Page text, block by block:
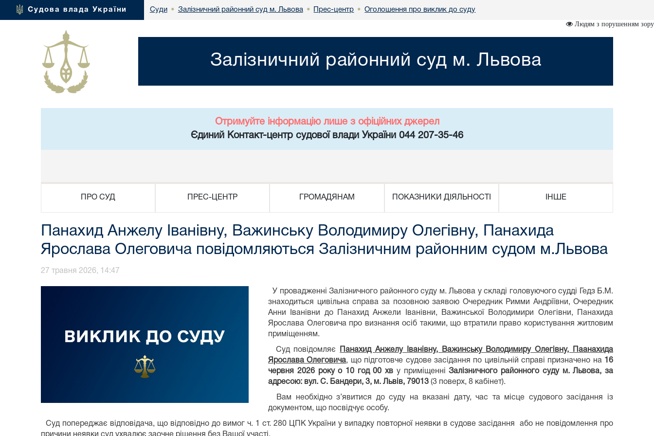
Судова влада України Суди • Залізничний районний суд м. Львова • Прес-центр • Оголошення про виклик до суду
Людям з порушенням зору
Залізничний районний суд м. Львова
Отримуйте інформацію лише з офіційних джерел
Єдиний Контакт-центр судової влади України 044 207-35-46
ПРО СУД ПРЕС-ЦЕНТР ГРОМАДЯНАМ ПОКАЗНИКИ ДІЯЛЬНОСТІ ІНШЕ
Панахид Анжелу Іванівну, Важинську Володимиру Олегівну, Панахида
Ярослава Олеговича повідомляються Залізничним районним судом м.Львова
27 травня 2026, 14:47
У провадженні Залізничного районного суду м. Львова у складі головуючого судді Гедз Б.М.
знаходиться цивільна справа за позовною заявою Очередник Римми Андріївни, Очередник
Анни Іванівни до Панахид Анжели Іванівни, Важинської Володимири Олегівни, Панахида
Ярослава Олеговича про визнання осіб такими, що втратили право користування житловим
приміщенням.
Суд повідомляє
Панахид Анжелу Іванівну, Важинську Володимиру Олегівну, Паанахида
Ярослава Олеговича, що підготовче судове засідання по цивільній справі призначено на 16
червня 2026 року о 10 год 00 хв у приміщенніЗалізничного районного суду м. Львова, за
адресою: вул. С. Бандери, 3, м. Львів, 79013 (3 поверх, 8 кабінет).
Вам необхідно з’явитися до суду на вказані дату, час та місце судового засідання із
документом, що посвідчує особу.
Суд попереджає відповідача, що відповідно до вимог ч. 1 ст. 280 ЦПК України у випадку повторної неявки в судове засідання або не повідомлення про
причини неявки суд ухвалює заочне рішення без Вашої участі.